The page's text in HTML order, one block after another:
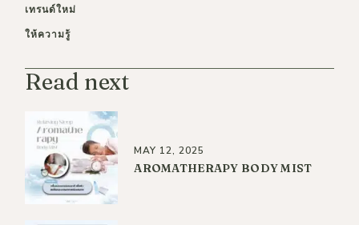
เทรนด์ใหม่
ให้ความรู้
Read next
MAY 12, 2025
AROMATHERAPY BODY MIST